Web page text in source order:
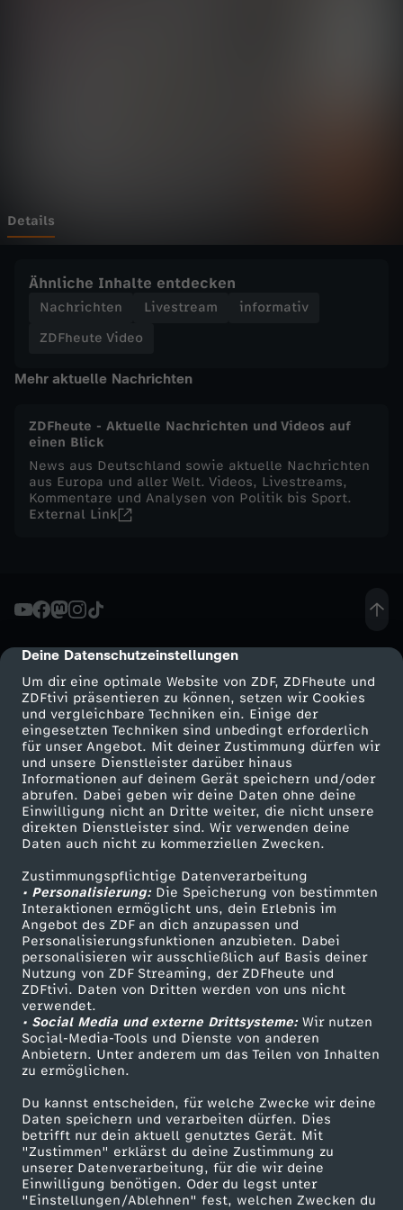
cmp-dialog-description
Deine Datenschutzeinstellungen
Um dir eine optimale Website von ZDF, ZDFheute und
ZDFtivi präsentieren zu können, setzen wir Cookies
und vergleichbare Techniken ein. Einige der
eingesetzten Techniken sind unbedingt erforderlich
für unser Angebot. Mit deiner Zustimmung dürfen wir
und unsere Dienstleister darüber hinaus
Informationen auf deinem Gerät speichern und/oder
abrufen. Dabei geben wir deine Daten ohne deine
Einwilligung nicht an Dritte weiter, die nicht unsere
direkten Dienstleister sind. Wir verwenden deine
Daten auch nicht zu kommerziellen Zwecken.
Zustimmungspflichtige Datenverarbeitung
• Personalisierung:Die Speicherung von bestimmten
Interaktionen ermöglicht uns, dein Erlebnis im
Angebot des ZDF an dich anzupassen und
Personalisierungsfunktionen anzubieten. Dabei
personalisieren wir ausschließlich auf Basis deiner
Nutzung von ZDF Streaming, der ZDFheute und
ZDFtivi. Daten von Dritten werden von uns nicht
verwendet.
• Social Media und externe Drittsysteme:Wir nutzen
Social-Media-Tools und Dienste von anderen
Anbietern. Unter anderem um das Teilen von Inhalten
zu ermöglichen.
Du kannst entscheiden, für welche Zwecke wir deine
Daten speichern und verarbeiten dürfen. Dies
betrifft nur dein aktuell genutztes Gerät. Mit
"Zustimmen" erklärst du deine Zustimmung zu
unserer Datenverarbeitung, für die wir deine
Einwilligung benötigen. Oder du legst unter
"Einstellungen/Ablehnen" fest, welchen Zwecken du
o
"
f
e
s
y
l
e
-
T
e
i
l
z
e
i
t
"
u
Details
Ähnliche Inhalte entdecken
Nachrichten Livestream
informativ
ZDFheute Video
Mehr aktuelle Nachrichten
ZDFheute - Aktuelle Nachrichten und Videos auf
einen Blick
News aus Deutschland sowie aktuelle Nachrichten
aus Europa und aller Welt. Videos, Livestreams,
Kommentare und Analysen von Politik bis Sport.
External Link
Mehr ZDF
ZDF-Apps
Smart TV
ZDFtext
Livestreams
Sendungen A-Z
TV-Programm
Service
ZDFmitreden
Kontakt zum ZDF
Tickets
Zuschauerservice
Hilfe
ZDF Unternehmen
Karriere
ZDF goes Schule
Werbefernsehen
Mainzelmännchen